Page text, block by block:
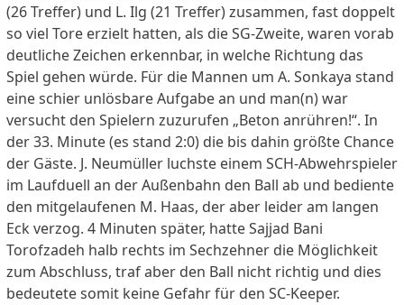
(26 Treffer) und L. Ilg (21 Treffer) zusammen, fast doppelt
so viel Tore erzielt hatten, als die SG-Zweite, waren vorab
deutliche Zeichen erkennbar, in welche Richtung das
Spiel gehen würde. Für die Mannen um A. Sonkaya stand
eine schier unlösbare Aufgabe an und man(n) war
versucht den Spielern zuzurufen „Beton anrühren!“. In
der 33. Minute (es stand 2:0) die bis dahin größte Chance
der Gäste. J. Neumüller luchste einem SCH-Abwehrspieler
im Laufduell an der Außenbahn den Ball ab und bediente
den mitgelaufenen M. Haas, der aber leider am langen
Eck verzog. 4 Minuten später, hatte Sajjad Bani
Torofzadeh halb rechts im Sechzehner die Möglichkeit
zum Abschluss, traf aber den Ball nicht richtig und dies
bedeutete somit keine Gefahr für den SC-Keeper.